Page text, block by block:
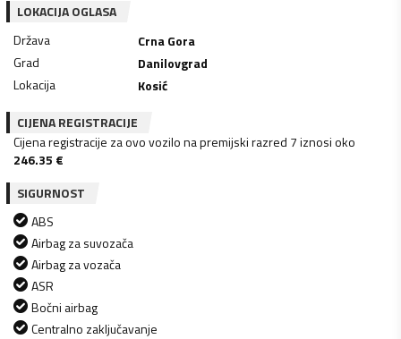
LOKACIJA OGLASA
Država
Crna Gora
Grad
Danilovgrad
Lokacija
Kosić
CIJENA REGISTRACIJE
Cijena registracije za ovo vozilo na premijski razred 7 iznosi oko
246.35 €
SIGURNOST
ABS
Airbag za suvozača
Airbag za vozača
ASR
Bočni airbag
Centralno zaključavanje